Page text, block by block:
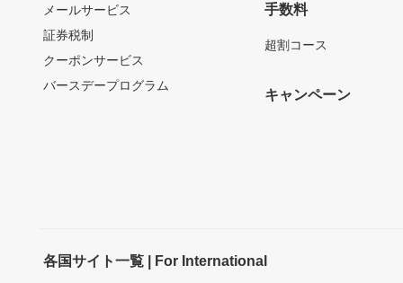
メールサービス
証券税制
クーポンサービス
バースデープログラム
手数料
超割コース
キャンペーン
各国サイト一覧 | For International